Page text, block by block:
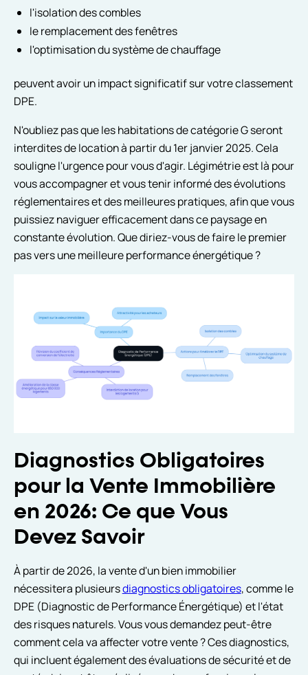
l'isolation des combles
le remplacement des fenêtres
l'optimisation du système de chauffage
peuvent avoir un impact significatif sur votre classement
DPE.
N'oubliez pas que les habitations de catégorie G seront
interdites de location à partir du 1er janvier 2025. Cela
souligne l'urgence pour vous d'agir. Légimétrie est là pour
vous accompagner et vous tenir informé des évolutions
réglementaires et des meilleures pratiques, afin que vous
puissiez naviguer efficacement dans ce paysage en
constante évolution. Que diriez-vous de faire le premier
pas vers une meilleure performance énergétique ?
Diagnostics Obligatoires
pour la Vente Immobilière
en 2026: Ce que Vous
Devez Savoir
À partir de 2026, la vente d'un bien immobilier
nécessitera plusieursdiagnostics obligatoires, comme le
DPE (Diagnostic de Performance Énergétique) et l'état
des risques naturels. Vous vous demandez peut-être
comment cela va affecter votre vente ? Ces diagnostics,
qui incluent également des évaluations de sécurité et de